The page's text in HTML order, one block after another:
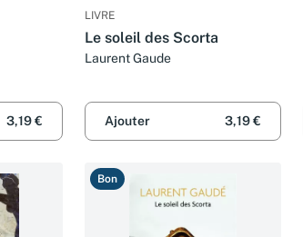
3,19 €
LIVRE
Le soleil des Scorta
Laurent Gaude
Ajouter 3,19 €
Bon